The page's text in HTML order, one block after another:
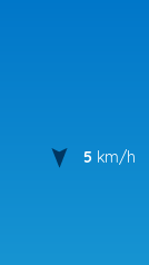
5 km/h